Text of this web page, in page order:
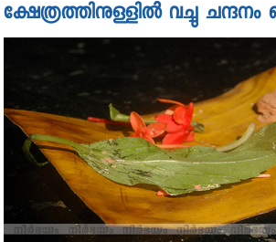
ക്ഷേത്രത്തിനുള്ളില്‍ വച്ചു ചന്ദനം